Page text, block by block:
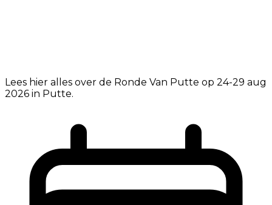
Lees hier alles over de Ronde Van Putte op 24-29 aug
2026 in Putte.